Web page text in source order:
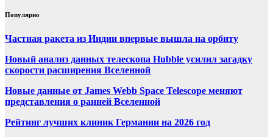
Популярно
Частная ракета из Индии впервые вышла на орбиту
Новый анализ данных телескопа Hubble усилил загадку
скорости расширения Вселенной
Новые данные от James Webb Space Telescope меняют
представления о ранней Вселенной
Рейтинг лучших клиник Германии на 2026 год